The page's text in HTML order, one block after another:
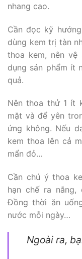
nhang cao.
Cần đọc kỹ
dùng kem trị tàn
thoa kem, nên
dụng sản phẩm ít
quả.
Nên thoa thử 1 ít
mặt và để yên
ứng không. Nếu
kem thoa lên cả
mẩn đỏ…
Cần chú ý thoa
hạn chế ra
Đồng thời ăn
nước mỗi ngày…
Ngoài ra,